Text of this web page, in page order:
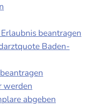
beantragen
Baden-
werden
abgeben